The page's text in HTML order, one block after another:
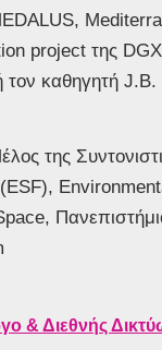
project της
τον καθηγητή
της
& Διεθνής